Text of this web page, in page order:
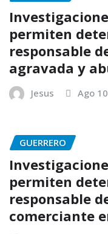
permiten
responsable
agravada y
Jesus Ago
GUERRERO
permiten
responsable
comerciante